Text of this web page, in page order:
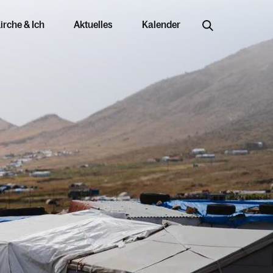
im Überblick
& Ich
Jobs & Bildung
Offene Stellen
Arbeiten in der Kirche
Ausbildungswege
Aktuelles Kalender